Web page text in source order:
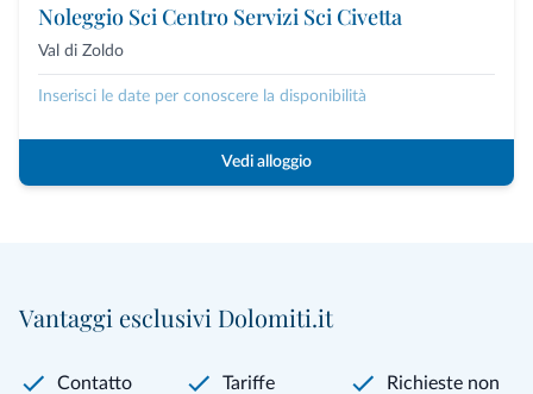
Noleggio Sci Centro Servizi Sci Civetta
Val di Zoldo
Inserisci le date per conoscere la disponibilità
Vedi alloggio
Vantaggi esclusivi Dolomiti.it
Contatto
Tariffe
Richieste non